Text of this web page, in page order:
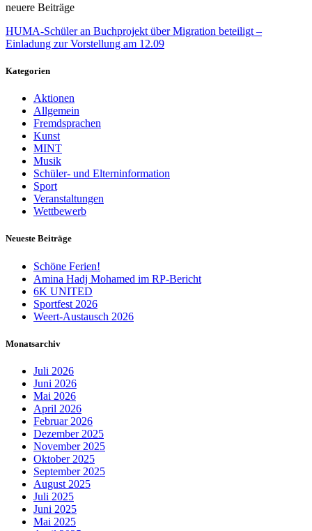
neuere Beiträge
HUMA-Schüler an Buchprojekt über Migration beteiligt –
Einladung zur Vorstellung am 12.09
Kategorien
Aktionen
Allgemein
Fremdsprachen
Kunst
MINT
Musik
Schüler- und Elterninformation
Sport
Veranstaltungen
Wettbewerb
Neueste Beiträge
Schöne Ferien!
Amina Hadj Mohamed im RP-Bericht
6K UNITED
Sportfest 2026
Weert-Austausch 2026
Monatsarchiv
Juli 2026
Juni 2026
Mai 2026
April 2026
Februar 2026
Dezember 2025
November 2025
Oktober 2025
September 2025
August 2025
Juli 2025
Juni 2025
Mai 2025